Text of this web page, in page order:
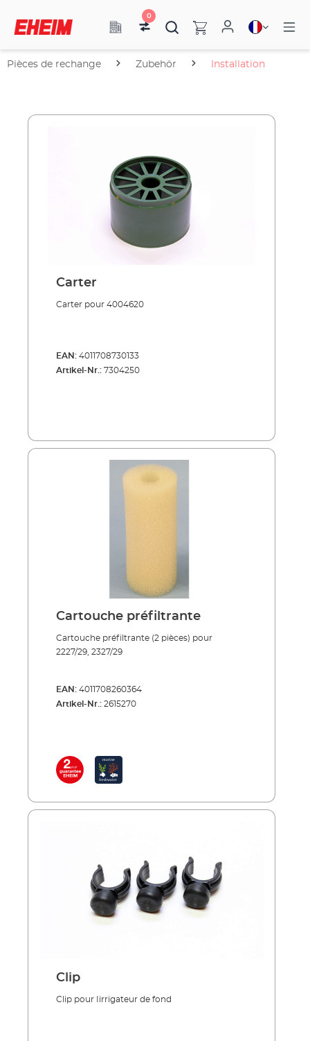
0
Pièces de rechange Zubehör Installation
Carter
Carter pour 4004620
EAN: 4011708730133
Artikel-Nr.: 7304250
Cartouche préfiltrante
Cartouche préfiltrante (2 pièces) pour
2227/29, 2327/29
EAN: 4011708260364
Artikel-Nr.: 2615270
Clip
Clip pour Iirrigateur de fond